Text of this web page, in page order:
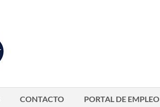
CONTACTO PORTAL DE EMPLEO